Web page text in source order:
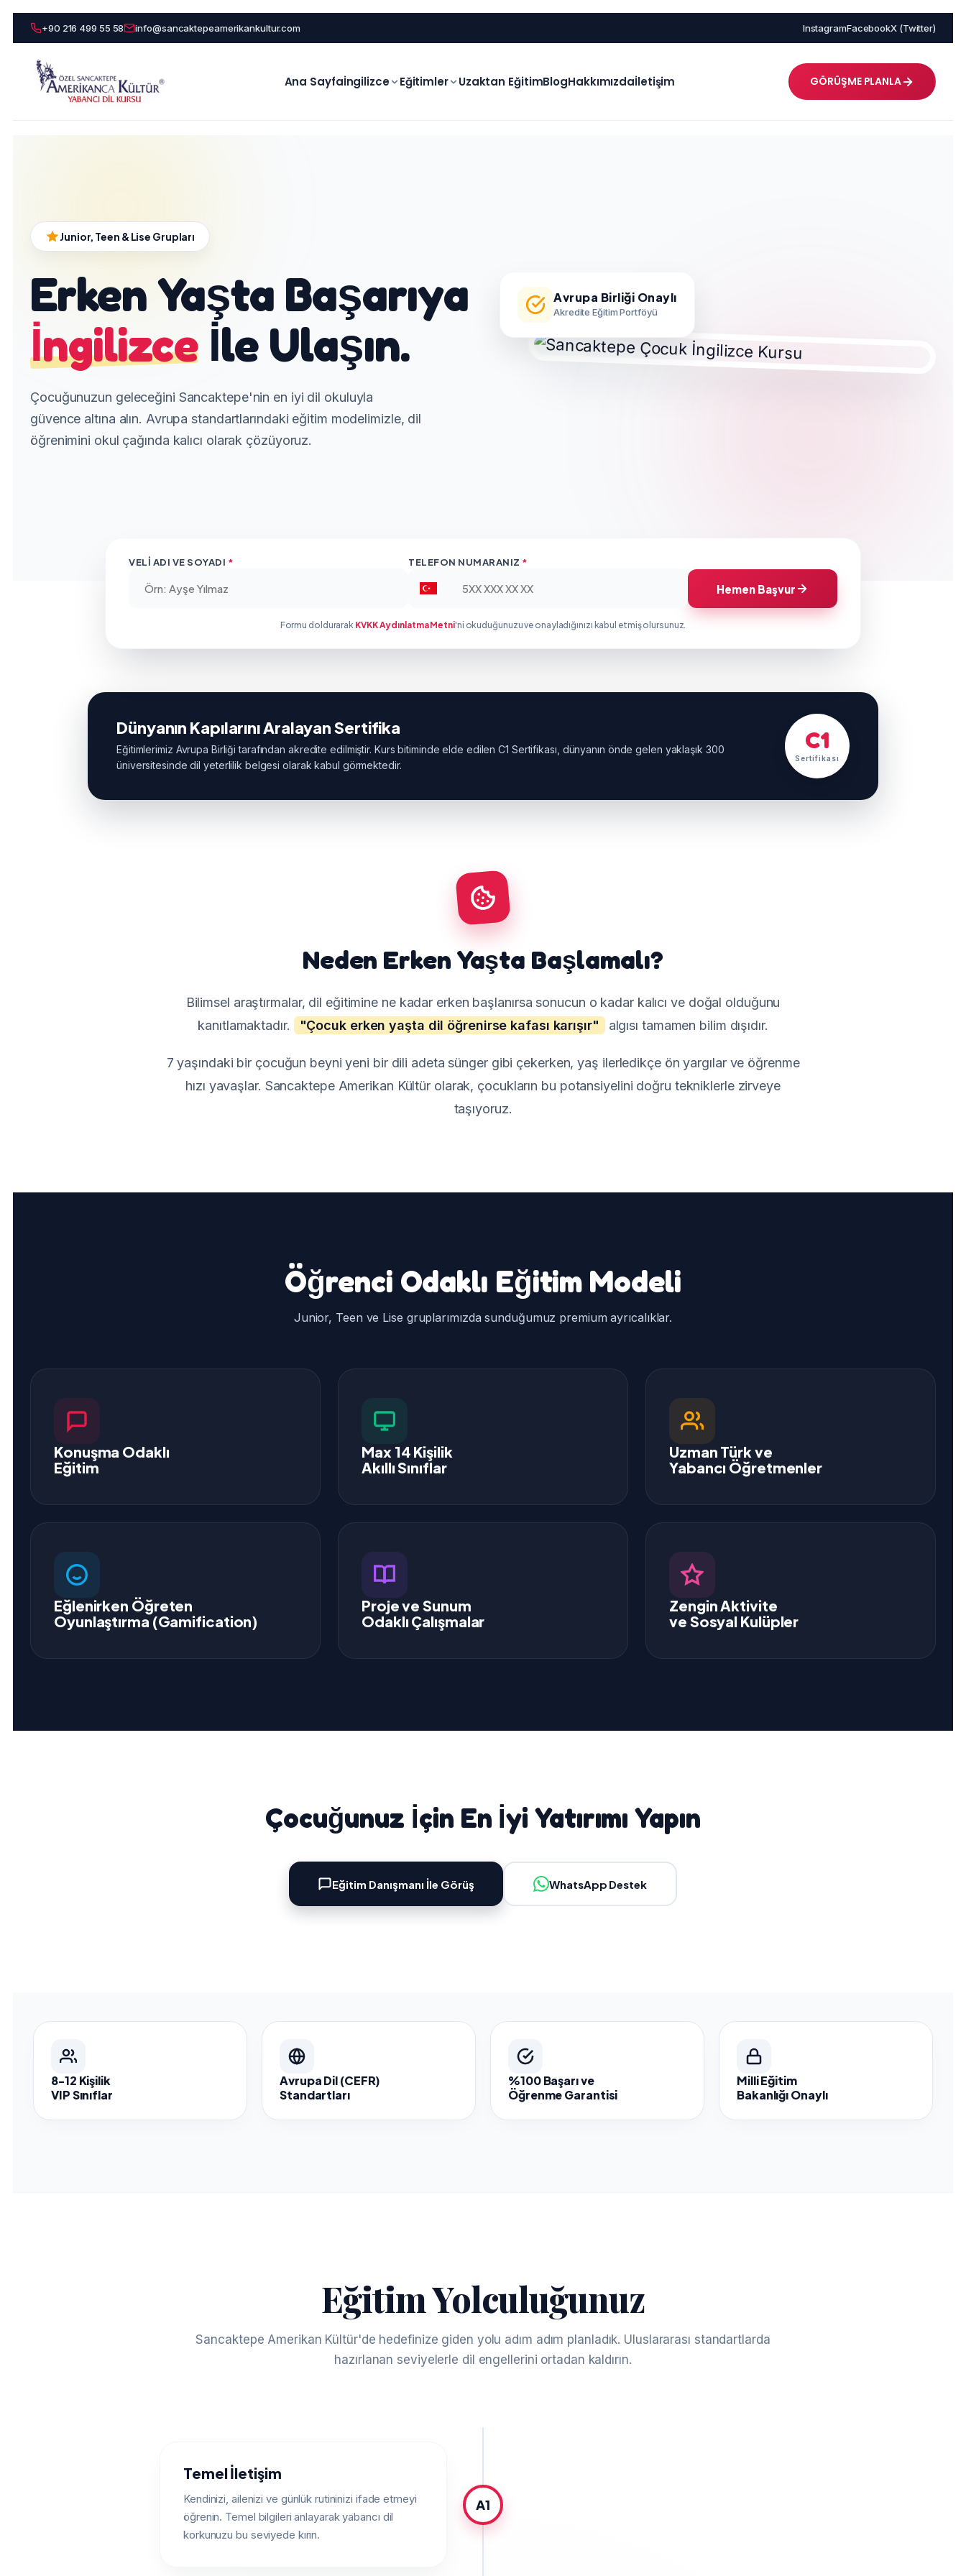
+90 216 499 55 58 info@sancaktepeamerikankultur.com InstagramFacebookX (Twitter)
Ana Sayfaİngilizce Eğitimler Uzaktan EğitimBlogHakkımızdaİletişim GÖRÜŞME PLANLA
Junior, Teen & Lise Grupları
Erken Yaşta Başarıya
İngilizce İle Ulaşın.
Çocuğunuzun geleceğini Sancaktepe'nin en iyi dil okuluyla
güvence altına alın. Avrupa standartlarındaki eğitim modelimizle, dil
öğrenimini okul çağında kalıcı olarak çözüyoruz.
Avrupa Birliği Onaylı
Akredite Eğitim Portföyü
VELI ADI VE SOYADI * TELEFON NUMARANIZ *
Hemen Başvur
Formu doldurarak KVKK Aydınlatma Metni'ni okuduğunuzu ve onayladığınızı kabul etmiş olursunuz.
Dünyanın Kapılarını Aralayan Sertifika
Eğitimlerimiz Avrupa Birliği tarafından akredite edilmiştir. Kurs bitiminde elde edilen C1 Sertifikası, dünyanın önde gelen yaklaşık 300
üniversitesinde dil yeterlilik belgesi olarak kabul görmektedir.
C1
Sertifikası
Neden Erken Yaşta Başlamalı?
Bilimsel araştırmalar, dil eğitimine ne kadar erken başlanırsa sonucun o kadar kalıcı ve doğal olduğunu
kanıtlamaktadır.
"Çocuk erken yaşta dil öğrenirse kafası karışır" algısı tamamen bilim dışıdır.
7 yaşındaki bir çocuğun beyni yeni bir dili adeta sünger gibi çekerken, yaş ilerledikçe ön yargılar ve öğrenme
hızı yavaşlar. Sancaktepe Amerikan Kültür olarak, çocukların bu potansiyelini doğru tekniklerle zirveye
taşıyoruz.
Öğrenci Odaklı Eğitim Modeli
Junior, Teen ve Lise gruplarımızda sunduğumuz premium ayrıcalıklar.
Konuşma Odaklı
Eğitim
Max 14 Kişilik
Akıllı Sınıflar
Uzman Türk ve
Yabancı Öğretmenler
Eğlenirken Öğreten
Oyunlaştırma (Gamification)
Proje ve Sunum
Odaklı Çalışmalar
Zengin Aktivite
ve Sosyal Kulüpler
Çocuğunuz İçin En İyi Yatırımı Yapın
Eğitim Danışmanı İle Görüş WhatsApp Destek
8-12 Kişilik
VIP Sınıflar
Avrupa Dil (CEFR)
Standartları
%100 Başarı ve
Öğrenme Garantisi
Milli Eğitim
Bakanlığı Onaylı
Eğitim Yolculuğunuz
Sancaktepe Amerikan Kültür'de hedefinize giden yolu adım adım planladık. Uluslararası standartlarda
hazırlanan seviyelerle dil engellerini ortadan kaldırın.
A1
Temel İletişim
Kendinizi, ailenizi ve günlük rutininizi ifade etmeyi
öğrenin. Temel bilgileri anlayarak yabancı dil
korkunuzu bu seviyede kırın.